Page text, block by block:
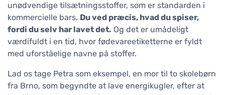
unødvendige tilsætningsstoffer, som er standarden i
kommercielle bars. Du ved præcis, hvad du spiser,
fordi du selv har lavet det. Og det er umådeligt
værdifuldt i en tid, hvor fødevareetiketterne er fyldt
med uforståelige navne på stoffer.
Lad os tage Petra som eksempel, en mor til to skolebørn
fra Brno, som begyndte at lave energikugler, efter at